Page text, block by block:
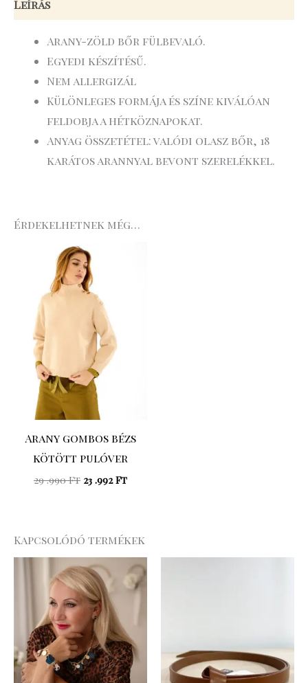
Leírás
Arany-zöld bőr fülbevaló.
Egyedi készítésű.
Nem allergizál
Különleges formája és színe kiválóan
feldobja a hétköznapokat.
Anyag összetétel: valódi olasz bőr, 18
karátos arannyal bevont szerelékkel.
Érdekelhetnek még…
Arany gombos bézs
kötött pulóver
29 .990Ft
Original
price
was:
29
.990 Ft.
23 .992Ft
Kapcsolódó termékek